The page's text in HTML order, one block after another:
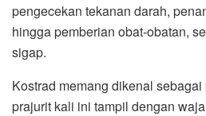
pengecekan tekanan darah,
hingga pemberian obat-obatan,
sigap.
Kostrad memang dikenal
prajurit kali ini tampil dengan